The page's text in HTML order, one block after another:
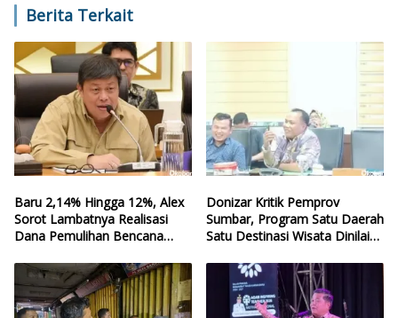
Berita Terkait
Baru 2,14% Hingga 12%, Alex
Sorot Lambatnya Realisasi
Dana Pemulihan Bencana
Donizar Kritik Pemprov
Sumbar, Program Satu Daerah
Satu Destinasi Wisata Dinilai